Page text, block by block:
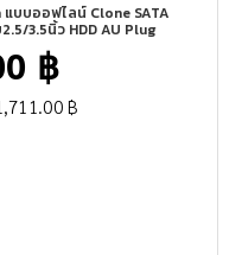
แบบออฟไลน์ Clone SATA
3.5นิ้ว HDD AU Plug
฿
฿